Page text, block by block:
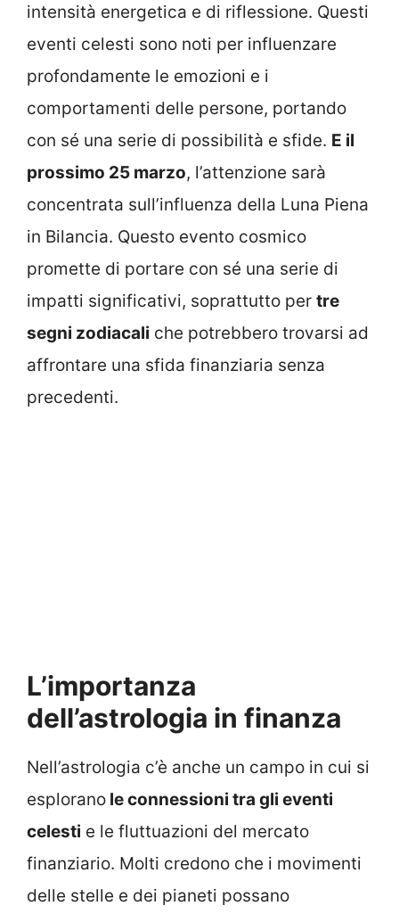
intensità energetica e di riflessione. Questi
eventi celesti sono noti per influenzare
profondamente le emozioni e i
comportamenti delle persone, portando
con sé una serie di possibilità e sfide. E il
prossimo 25 marzo, l’attenzione sarà
concentrata sull’influenza della Luna Piena
in Bilancia. Questo evento cosmico
promette di portare con sé una serie di
impatti significativi, soprattutto per tre
segni zodiacali che potrebbero trovarsi ad
affrontare una sfida finanziaria senza
precedenti.
L’importanza
dell’astrologia in finanza
Nell’astrologia c’è anche un campo in cui si
esplorano le connessioni tra gli eventi
celesti e le fluttuazioni del mercato
finanziario. Molti credono che i movimenti
delle stelle e dei pianeti possano